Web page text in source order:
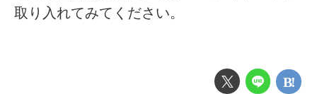
取り入れてみてください。